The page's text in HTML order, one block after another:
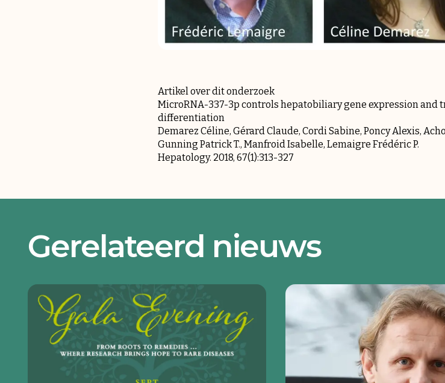
Artikel over dit onderzoek
MicroRNA-337-3p controls hepatobiliary gene expression
differentiation
Demarez Céline, Gérard Claude, Cordi Sabine, Poncy Alexis,
Gunning Patrick T., Manfroid Isabelle, Lemaigre Frédéric P.
Hepatology. 2018, 67(1):313-327
Gerelateerd nieuws